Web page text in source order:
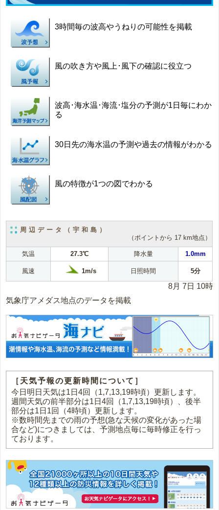
3時間毎の波高やうねりの可能性を掲載
風の吹き方や風上･風下の確認に役立つ
波高･海水温･海流･塩分の予測が1日毎にわか
る
30日先の海水温の予測や過去の情報がわかる
風の特徴が1つの図でわかる
周辺データ（宇和島）
（ポイントから 17 km地点）
気温 27.3℃ 降水量 1.0mm
風速 1m/s 日照時間 5分
8月 7日 10時
気象庁アメダス地点のデータを掲載
［天気予報の更新時間について］
今日明日天気は1日4回（1,7,13,19時頃）更新します。
週間天気の前半部分は1日4回（1,7,13,19時頃）、後半
部分は1日1回（4時頃）更新します。
※数時間先までの雨の予想(急な天候の変化があった場
合など)につきましては、予測地点毎に毎時修正を行っ
ております。